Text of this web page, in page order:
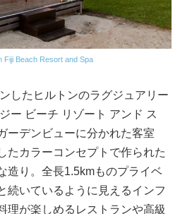
Fiji Beach Resort and Spa
したヒルトンのラグジュアリー
ー ビーチ リゾート アンド ス
ーデンビューに分かれた客室
たカラーコンセプトで作られた
造り。全長1.5kmものプライベ
続いているように見えるインフ
理が楽しめるレストランや高級